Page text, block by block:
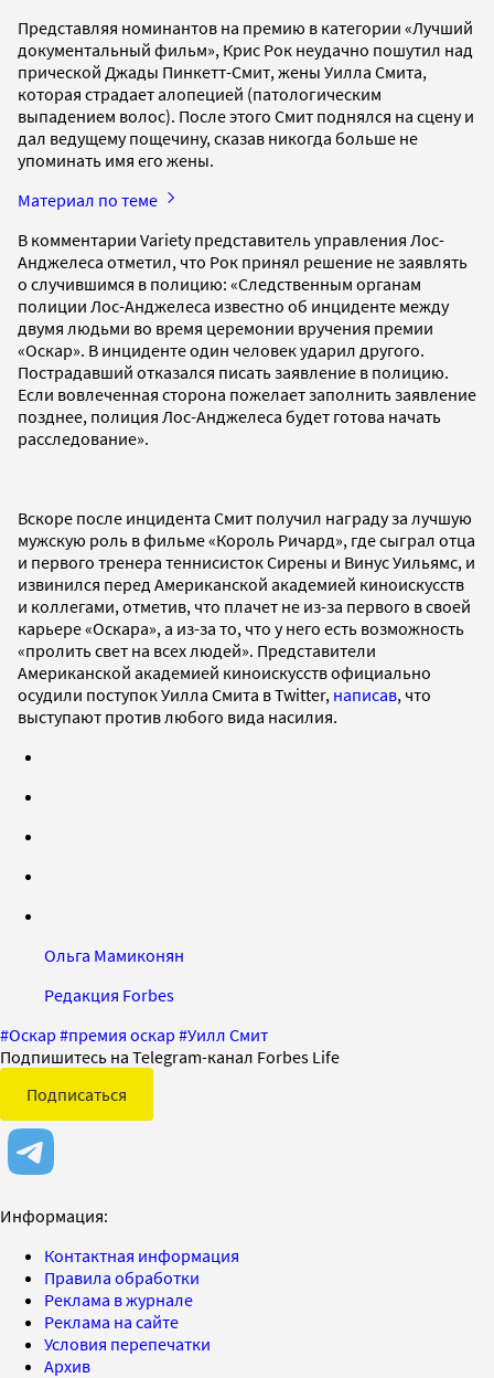
Представляя номинантов на премию в категории «Лучший
документальный фильм», Крис Рок неудачно пошутил над
прической Джады Пинкетт-Смит, жены Уилла Смита,
которая страдает алопецией (патологическим
выпадением волос). После этого Смит поднялся на сцену и
дал ведущему пощечину, сказав никогда больше не
упоминать имя его жены.
Материал по теме
В комментарии Variety представитель управления Лос-
Анджелеса отметил, что Рок принял решение не заявлять
о случившимся в полицию: «Следственным органам
полиции Лос-Анджелеса известно об инциденте между
двумя людьми во время церемонии вручения премии
«Оскар». В инциденте один человек ударил другого.
Пострадавший отказался писать заявление в полицию.
Если вовлеченная сторона пожелает заполнить заявление
позднее, полиция Лос-Анджелеса будет готова начать
расследование».
Вскоре после инцидента Смит получил награду за лучшую
мужскую роль в фильме «Король Ричард», где сыграл отца
и первого тренера теннисисток Сирены и Винус Уильямс, и
извинился перед Американской академией киноискусств
и коллегами, отметив, что плачет не из-за первого в своей
карьере «Оскара», а из-за то, что у него есть возможность
«пролить свет на всех людей». Представители
Американской академией киноискусств официально
осудили поступок Уилла Смита в Twitter, написав, что
выступают против любого вида насилия.
Ольга Мамиконян
Редакция Forbes
#Оскар #премия оскар #Уилл Смит
Подпишитесь на Telegram-канал Forbes Life
Подписаться
Информация:
Контактная информация
Правила обработки
Реклама в журнале
Реклама на сайте
Условия перепечатки
Архив